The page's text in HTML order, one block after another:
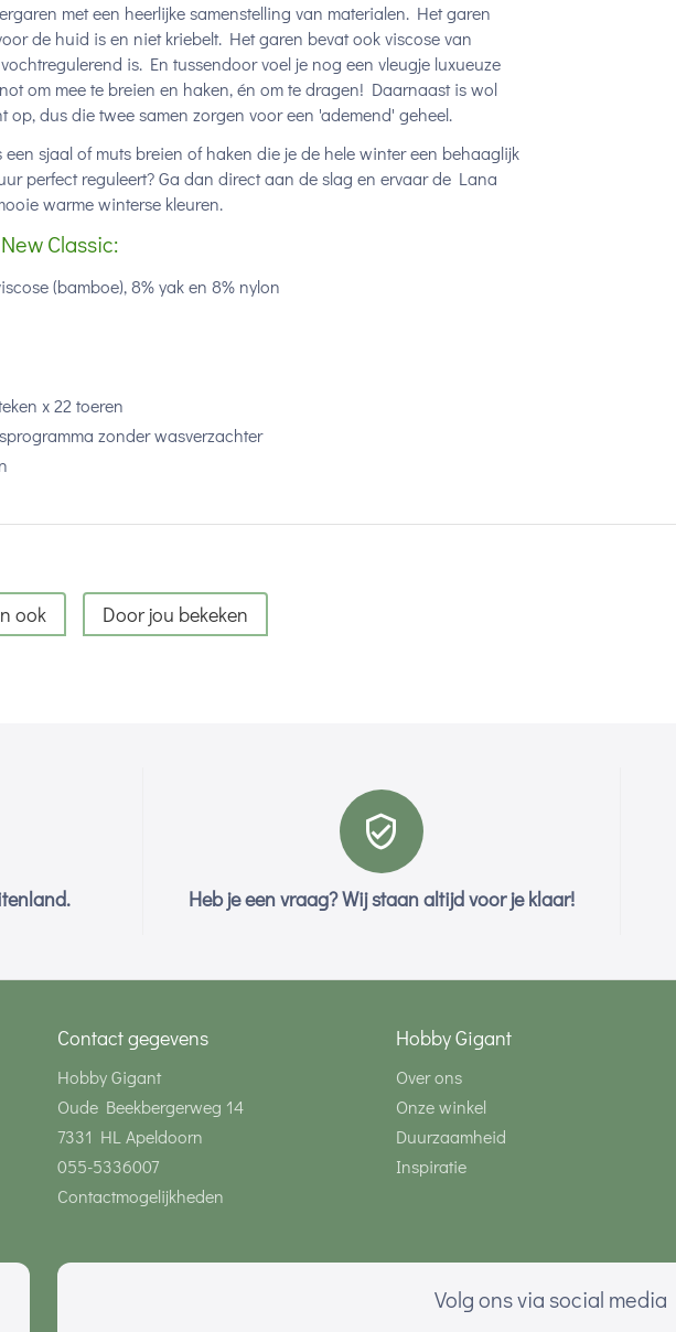
met een heerlijke samenstelling van materialen. Het garen
de huid is en niet kriebelt. Het garen bevat ook viscose van
is. En tussendoor voel je nog een vleugje luxueuze
om mee te breien en haken, én om te dragen! Daarnaast is wol
op, dus die twee samen zorgen voor een 'ademend' geheel.
sjaal of muts breien of haken die je de hele winter een behaaglijk
perfect reguleert? Ga dan direct aan de slag en ervaar de Lana
warme winterse kleuren.
Classic:
(bamboe), 8% yak en 8% nylon
x 22 toeren
zonder wasverzachter
ook Door jou bekeken
Heb je een vraag? Wij staan altijd voor je klaar!
Contact gegevens
Hobby Gigant
Oude Beekbergerweg 14
7331 HL Apeldoorn
055-5336007
Contactmogelijkheden
Hobby Gigant
Over ons
Onze winkel
Duurzaamheid
Inspiratie
Volg ons via social media